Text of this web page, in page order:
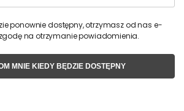
ponownie dostępny, otrzymasz od nas e-
na otrzymanie powiadomienia.
MNIE KIEDY BĘDZIE DOSTĘPNY